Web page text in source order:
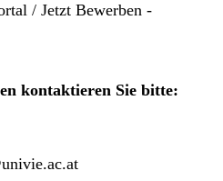
/ Jetzt Bewerben -
kontaktieren Sie bitte: